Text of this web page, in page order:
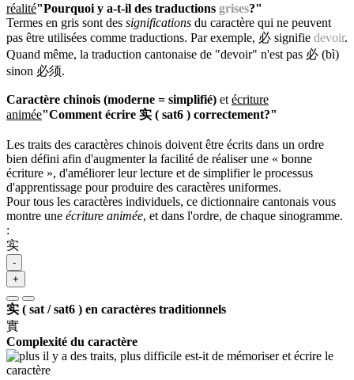
réalité"Pourquoi y a-t-il des traductions grises?"
Termes en gris sont des significations du caractère qui ne peuvent
pas être utilisées comme traductions. Par exemple, 必 signifie devoir.
Quand même, la traduction cantonaise de "devoir" n'est pas 必 (bì)
sinon 必须.
Caractère chinois (moderne = simplifié) et écriture
animée"Comment écrire 实 ( sat6 ) correctement?"
Les traits des caractères chinois doivent être écrits dans un ordre
bien défini afin d'augmenter la facilité de réaliser une « bonne
écriture », d'améliorer leur lecture et de simplifier le processus
d'apprentissage pour produire des caractères uniformes.
Pour tous les caractères individuels, ce dictionnaire cantonais vous
montre une écriture animée, et dans l'ordre, de chaque sinogramme.
:
实
-
+
实 ( sat / sat6 ) en caractères traditionnels
實
Complexité du caractère